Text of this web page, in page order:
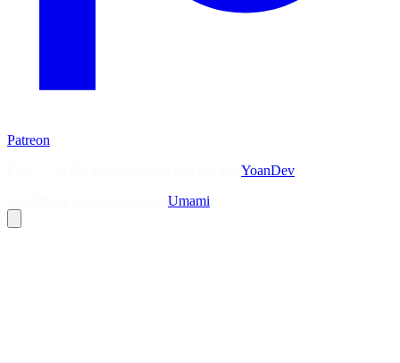
Patreon
YoanDev
Umami